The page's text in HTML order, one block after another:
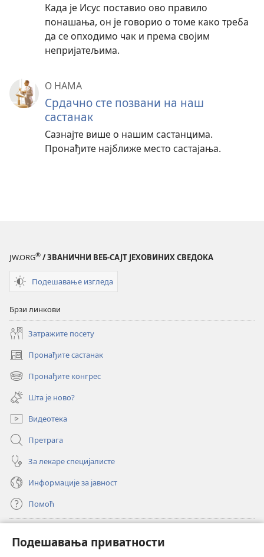
Подешавања приватности
Када је Исус поставио ово правило
понашања, он је говорио о томе како треба
да се опходимо чак и према својим
непријатељима.
О НАМА
Срдачно сте позвани на наш
састанак
Сазнајте више о нашим састанцима.
Пронађите најближе место састајања.
JW.ORG® / ЗВАНИЧНИ ВЕБ-САЈТ ЈЕХОВИНИХ СВЕДОКА
Подешавање изгледа
Брзи линкови
Затражите посету
Пронађите састанак
(отвара
нови
прозор)
Пронађите конгрес
(отвара
нови
прозор)
Шта је ново?
Видеотека
Претрага
За лекаре специјалисте
Информације за јавност
Помоћ
(отвара
нови